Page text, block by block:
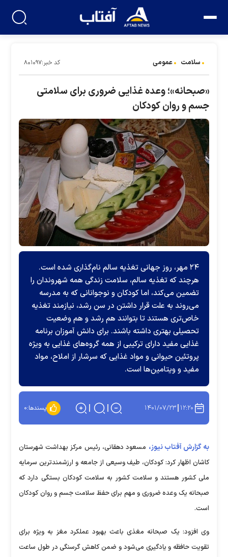
سلامت عمومی کد خبر:۸۰۱۰۹۷
«صبحانه»؛ وعده غذایی ضروری برای سلامتی
جسم و روان کودکان
۲۴ مهر، روز جهانی تغذیه سالم نام‌گذاری شده است.
هرچند که تغذیه سالم، سلامت زندگی همه شهروندان را
تضمین می‌کند، اما کودکان و نوجوانانی که به مدرسه
می‌روند به علت قرار داشتن در سن رشد، نیازمند تغذیه
خاص‌تری هستند تا بتوانند هم رشد و هم وضعیت
تحصیلی بهتری داشته باشند. برای دانش آموزان برنامه
غذایی مفید دارای ترکیبی از همه گروه‌های غذایی به ویژه
پروتئین حیوانی و مواد غذایی که سرشار از املاح، مواد
مفید و ویتامین‌ها است.
۱۲:۲۰ ۱۴۰۱/۰۷/۲۳ پسندها:۰
به گزارش آفتاب نیوز، مسعود دهقانی، رئیس مرکز بهداشت شهرستان
کاشان اظهار کرد: کودکان، طیف وسیعی از جامعه و ارزشمندترین سرمایه
ملی کشور هستند و سلامت کشور به سلامت کودکان بستگی دارد که
صبحانه یک وعده ضروری و مهم برای حفظ سلامت جسم و روان کودکان
است.
وی افزود: یک صبحانه مغذی باعث بهبود عملکرد مغز به ویژه برای
تقویت حافظه و یادگیری می‌شود و ضمن کاهش گرسنگی در طول ساعت